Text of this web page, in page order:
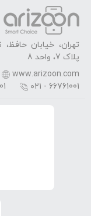
تهران، خیابان
پلاک 7، واحد 8
www.arizoon.com
۰۲۱ - 66761001